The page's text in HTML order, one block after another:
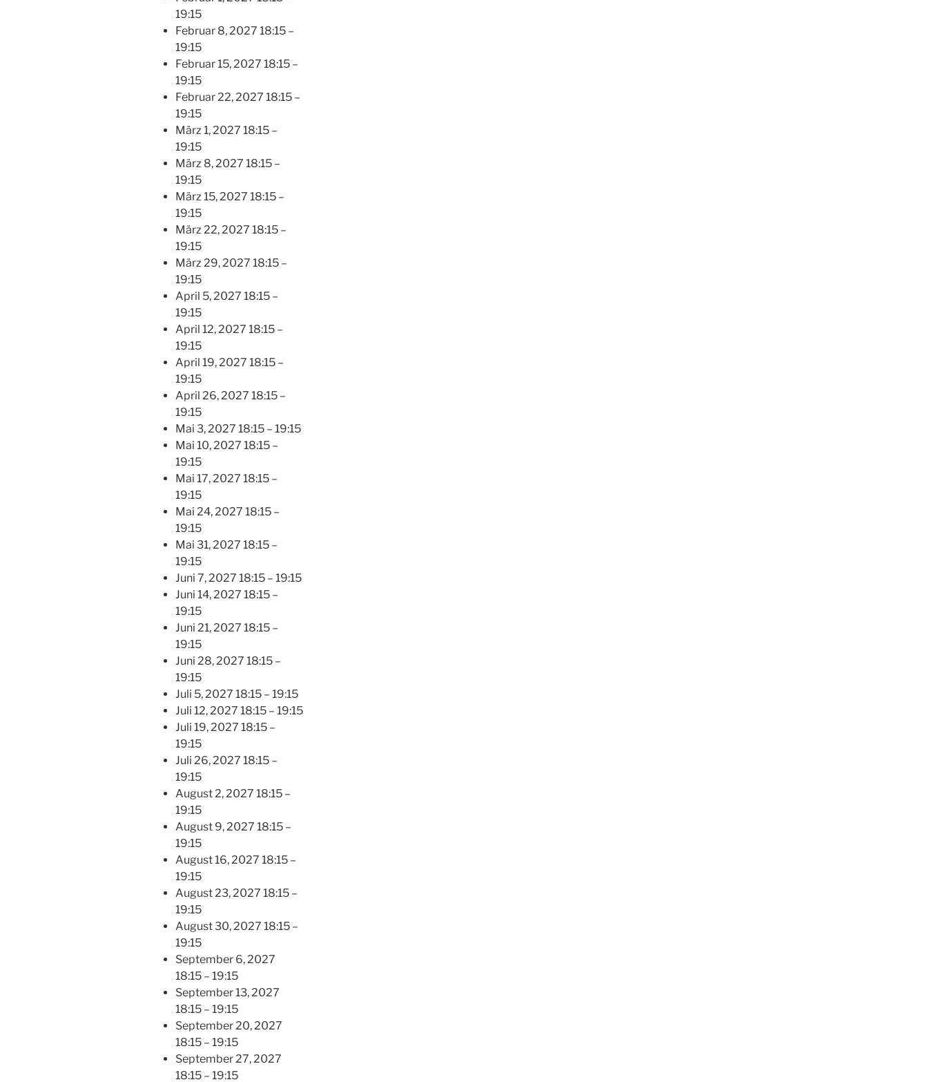
19:15
Februar 8, 2027 18:15 –
19:15
Februar 15, 2027 18:15 –
19:15
Februar 22, 2027 18:15 –
19:15
März 1, 2027 18:15 –
19:15
März 8, 2027 18:15 –
19:15
März 15, 2027 18:15 –
19:15
März 22, 2027 18:15 –
19:15
März 29, 2027 18:15 –
19:15
April 5, 2027 18:15 –
19:15
April 12, 2027 18:15 –
19:15
April 19, 2027 18:15 –
19:15
April 26, 2027 18:15 –
19:15
Mai 3, 2027 18:15 – 19:15
Mai 10, 2027 18:15 –
19:15
Mai 17, 2027 18:15 –
19:15
Mai 24, 2027 18:15 –
19:15
Mai 31, 2027 18:15 –
19:15
Juni 7, 2027 18:15 – 19:15
Juni 14, 2027 18:15 –
19:15
Juni 21, 2027 18:15 –
19:15
Juni 28, 2027 18:15 –
19:15
Juli 5, 2027 18:15 – 19:15
Juli 12, 2027 18:15 – 19:15
Juli 19, 2027 18:15 –
19:15
Juli 26, 2027 18:15 –
19:15
August 2, 2027 18:15 –
19:15
August 9, 2027 18:15 –
19:15
August 16, 2027 18:15 –
19:15
August 23, 2027 18:15 –
19:15
August 30, 2027 18:15 –
19:15
September 6, 2027
18:15 – 19:15
September 13, 2027
18:15 – 19:15
September 20, 2027
18:15 – 19:15
September 27, 2027
18:15 – 19:15